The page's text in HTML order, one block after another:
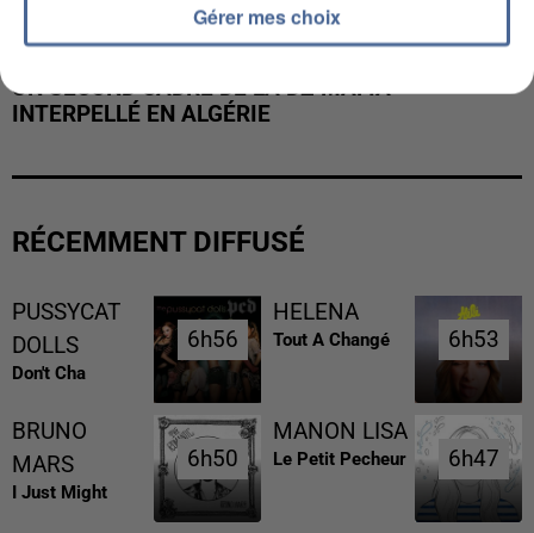
UN SECOND CADRE DE LA DZ MAFIA
INTERPELLÉ EN ALGÉRIE
RÉCEMMENT DIFFUSÉ
PUSSYCAT
DOLLS
Don't Cha
6h56
6h56
HELENA
Tout A Changé 6h53
6h53
BRUNO
MARS
I Just Might
6h50
6h50
MANON LISA
Le Petit Pecheur 6h47
6h47
Gérer mes choix